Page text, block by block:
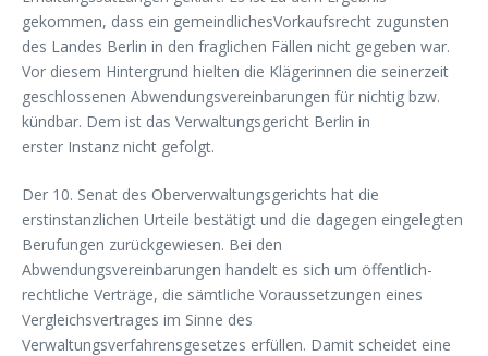
gekommen, dass ein gemeindlichesVorkaufsrecht zugunsten
des Landes Berlin in den fraglichen Fällen nicht gegeben war.
Vor diesem Hintergrund hielten die Klägerinnen die seinerzeit
geschlossenen Abwendungsvereinbarungen für nichtig bzw.
kündbar. Dem ist das Verwaltungsgericht Berlin in
erster Instanz nicht gefolgt.
Der 10. Senat des Oberverwaltungsgerichts hat die
erstinstanzlichen Urteile bestätigt und die dagegen eingelegten
Berufungen zurückgewiesen. Bei den
Abwendungsvereinbarungen handelt es sich um öffentlich-
rechtliche Verträge, die sämtliche Voraussetzungen eines
Vergleichsvertrages im Sinne des
Verwaltungsverfahrensgesetzes erfüllen. Damit scheidet eine